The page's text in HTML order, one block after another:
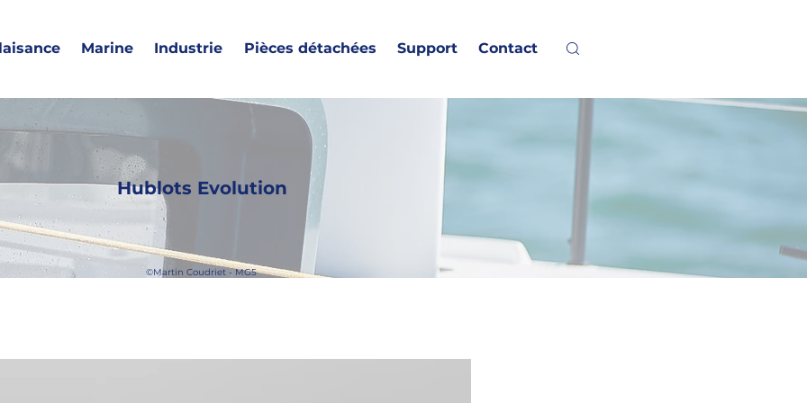
Marine Industrie Pièces détachées Support Contact
Hublots Evolution
©Martin Coudriet - MG5